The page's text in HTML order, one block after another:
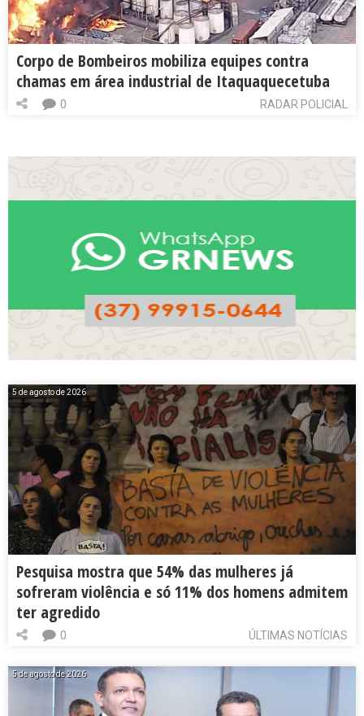
Corpo de Bombeiros mobiliza equipes contra
chamas em área industrial de Itaquaquecetuba
RADAR POLICIAL
0
5 de agosto de 2026
Pesquisa mostra que 54% das mulheres já
sofreram violência e só 11% dos homens admitem
ter agredido
ÚLTIMAS NOTÍCIAS
0
5 de agosto de 2026